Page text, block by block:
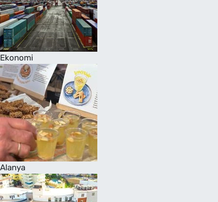
Ekonomi
Alanya